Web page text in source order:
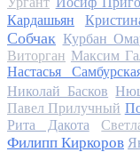
Кардашьян
Собчак Курбан
Виторган Максим
Настасья
Николай Басков
Павел Прилучный
Рита Дакота
Филипп Киркоров